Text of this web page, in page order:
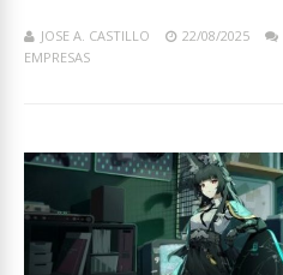
JOSE A. CASTILLO 22/08/2025
EMPRESAS